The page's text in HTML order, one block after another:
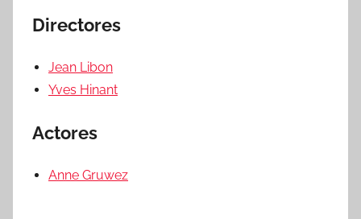
Directores
Jean Libon
Yves Hinant
Actores
Anne Gruwez